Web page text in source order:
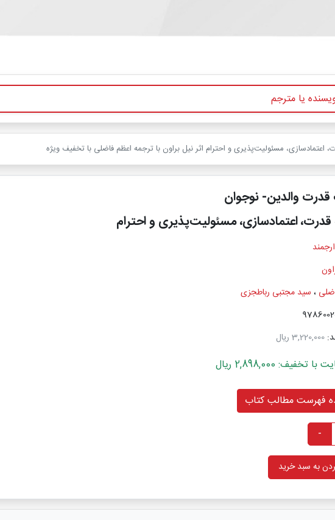
مسئولیت‌پذیری و احترام اثر نیل براون با ترجمه اعظم فاضلی با تخفیف ویژه
والدین- نوجوان
اعتمادسازی، مسئولیت‌پذیری و احترام
، سید مجتبی رباطجزی
3,220,000 ریال
2,898,000 ریال
فهرست مطالب کتاب
-
به سبد خرید